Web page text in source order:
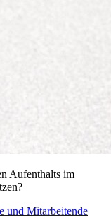
Aufenthalts im
und Mitarbeitende